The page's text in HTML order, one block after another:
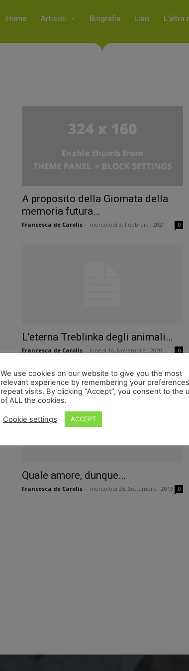
Home Articoli Biografia Libri L’altra
A proposito della Giornata della
memoria futura…
Francesca de Carolis mercoledì 3, Febbraio , 2021 0
L’eterna Treblinka degli animali…
Francesca de Carolis lunedì 16, Novembre , 2020 0
Quale amore, dunque…
Francesca de Carolis mercoledì 25, Settembre , 2019 0
We use cookies on our website to give you the most
relevant experience by remembering your
repeat visits. By clicking “Accept”, you consent to the
of ALL the cookies.
Cookie settings ACCEPT